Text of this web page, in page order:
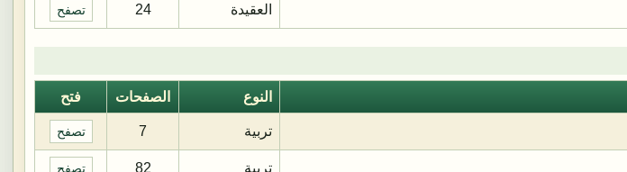
العقيدة 24 تصفح
النوع الصفحات فتح
تربية 7 تصفح
تربية 82 تصفح